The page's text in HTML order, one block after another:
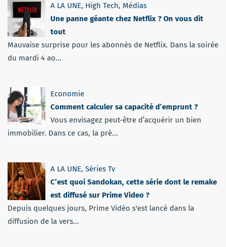
A LA UNE, High Tech, Médias
Une panne géante chez Netflix ? On vous dit
tout
Mauvaise surprise pour les abonnés de Netflix. Dans la soirée
du mardi 4 ao...
Economie
Comment calculer sa capacité d’emprunt ?
Vous envisagez peut-être d’acquérir un bien
immobilier. Dans ce cas, la pré...
A LA UNE, Séries Tv
C’est quoi Sandokan, cette série dont le remake
est diffusé sur Prime Video ?
Depuis quelques jours, Prime Vidéo s'est lancé dans la
diffusion de la vers...